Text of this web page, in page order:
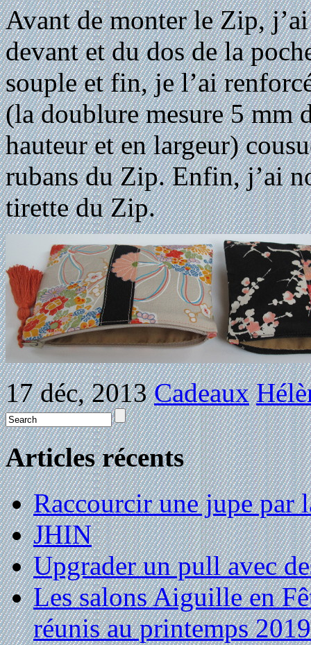
Avant de monter le Zip,
devant et du dos de la
souple et fin, je l’ai
(la doublure mesure 5 mm
hauteur et en largeur)
rubans du Zip. Enfin, j’ai
tirette du Zip.
17 déc, 2013 Cadeaux
Articles récents
Raccourcir une jupe par
JHIN
Upgrader un pull avec
Les salons Aiguille en
réunis au printemps 2019